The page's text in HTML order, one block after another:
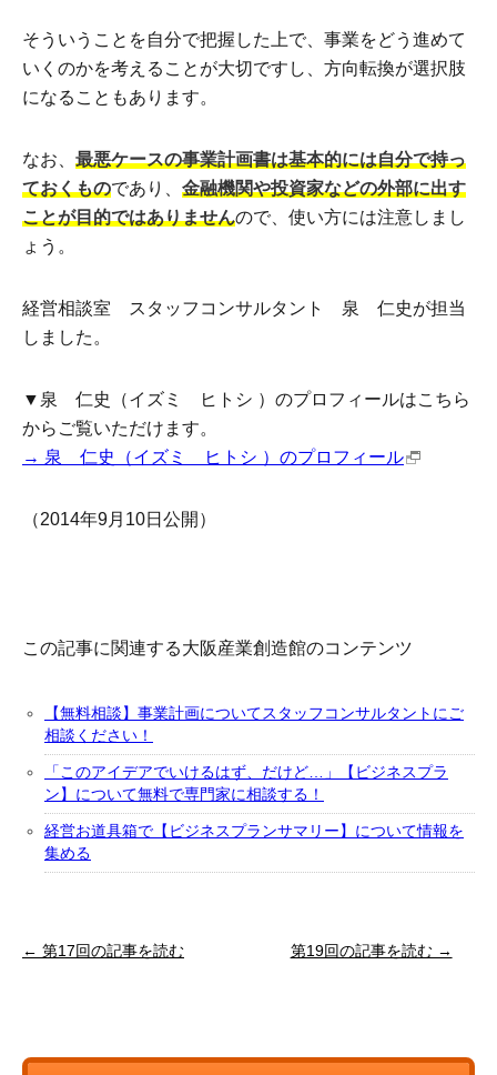
そういうことを自分で把握した上で、事業をどう進めて
いくのかを考えることが大切ですし、方向転換が選択肢
になることもあります。
なお、 最悪ケースの事業計画書は基本的には自分で持っ
ておくものであり、 金融機関や投資家などの外部に出す
ことが目的ではありませんので、使い方には注意しまし
ょう。
経営相談室 スタッフコンサルタント 泉 仁史が担当
しました。
▼泉 仁史（イズミ ヒトシ ）のプロフィールはこちら
からご覧いただけます。
→ 泉 仁史（イズミ ヒトシ ）のプロフィール
（2014年9月10日公開）
この記事に関連する大阪産業創造館のコンテンツ
【無料相談】事業計画についてスタッフコンサルタントにご
相談ください！
「このアイデアでいけるはず、だけど…」【ビジネスプラ
ン】について無料で専門家に相談する！
経営お道具箱で【ビジネスプランサマリー】について情報を
集める
← 第17回の記事を読む 第19回の記事を読む →